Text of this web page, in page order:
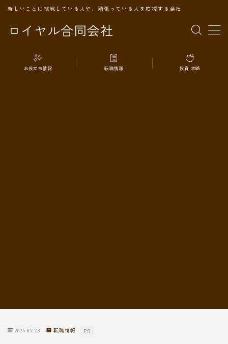
ロイヤル合同会社
新しいことに挑戦している人や、頑張っている人を応援する会社
MENU
TOPページ
お役立ち情報 転職情報 投資 攻略
2025.05.23 転職情報 PR